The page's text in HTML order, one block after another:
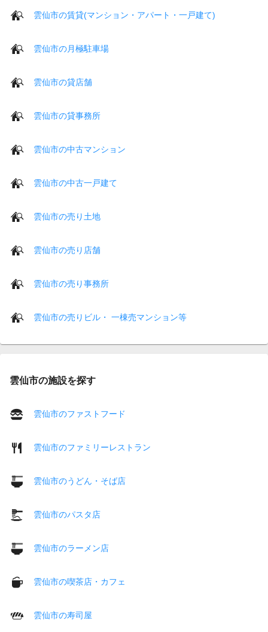
雲仙市の賃貸(マンション・アパート・一戸建て)
雲仙市の月極駐車場
雲仙市の貸店舗
雲仙市の貸事務所
雲仙市の中古マンション
雲仙市の中古一戸建て
雲仙市の売り土地
雲仙市の売り店舗
雲仙市の売り事務所
雲仙市の売りビル・ 一棟売マンション等
雲仙市の施設を探す
雲仙市のファストフード
雲仙市のファミリーレストラン
雲仙市のうどん・そば店
雲仙市のパスタ店
雲仙市のラーメン店
雲仙市の喫茶店・カフェ
雲仙市の寿司屋